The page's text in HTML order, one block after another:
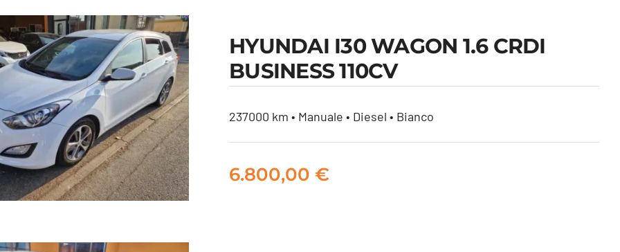
CE280
ASI
HYUNDAI I30 WAGON 1.6 CRDI
BUSINESS 110CV
237000 km • Manuale • Diesel • Bianco
6.800,00€